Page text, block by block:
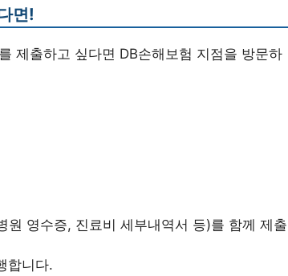
면!
제출하고 싶다면 DB손해보험 지점을 방문하
원 영수증, 진료비 세부내역서 등)를 함께 제출
합니다.